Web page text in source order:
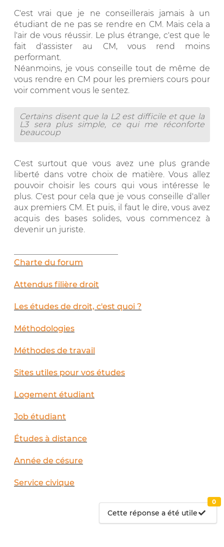
C'est vrai que je ne conseillerais jamais à un
étudiant de ne pas se rendre en CM. Mais cela a
l'air de vous réussir. Le plus étrange, c'est que le
fait d'assister au CM, vous rend moins
performant.
Néanmoins, je vous conseille tout de même de
vous rendre en CM pour les premiers cours pour
voir comment vous le sentez.
Certains disent que la L2 est difficile et que la
L3 sera plus simple, ce qui me réconforte
beaucoup
C'est surtout que vous avez une plus grande
liberté dans votre choix de matière. Vous allez
pouvoir choisir les cours qui vous intéresse le
plus. C'est pour cela que je vous conseille d'aller
aux premiers CM. Et puis, il faut le dire, vous avez
acquis des bases solides, vous commencez à
devenir un juriste.
Charte du forum
Attendus filière droit
Les études de droit, c'est quoi ?
Méthodologies
Méthodes de travail
Sites utiles pour vos études
Logement étudiant
Job étudiant
Études à distance
Année de césure
Service civique
Cette réponse a été utile
0